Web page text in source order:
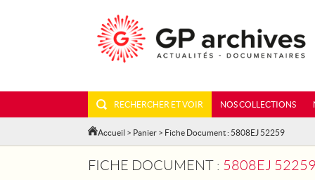
RECHERCHER ET VOIR NOS COLLECTIONS
Accueil > Panier > Fiche Document : 5808EJ 52259
FICHE DOCUMENT : 5808EJ 52259